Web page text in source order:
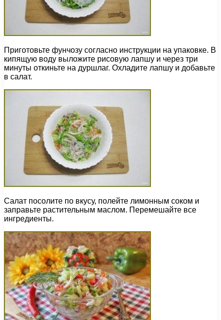
Приготовьте фунчозу согласно инструкции на упаковке. В
кипящую воду выложите рисовую лапшу и через три
минуты откиньте на дуршлаг. Охладите лапшу и добавьте
в салат.
Салат посолите по вкусу, полейте лимонным соком и
заправьте растительным маслом. Перемешайте все
ингредиенты.